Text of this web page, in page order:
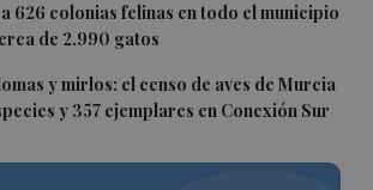
626 colonias felinas en todo el municipio
de 2.990 gatos
y mirlos: el censo de aves de Murcia
y 357 ejemplares en Conexión Sur